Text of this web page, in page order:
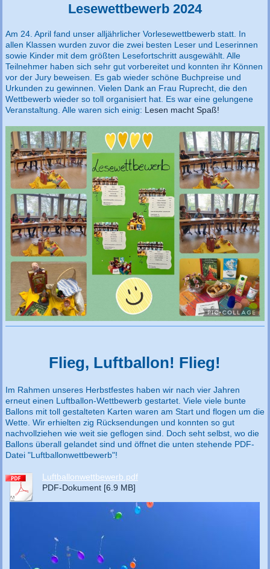
Lesewettbewerb 2024
Am 24. April fand unser alljährlicher Vorlesewettbewerb statt. In
allen Klassen wurden zuvor die zwei besten Leser und Leserinnen
sowie Kinder mit dem größten Lesefortschritt ausgewählt. Alle
Teilnehmer haben sich sehr gut vorbereitet und konnten ihr Können
vor der Jury beweisen. Es gab wieder schöne Buchpreise und
Urkunden zu gewinnen. Vielen Dank an Frau Ruprecht, die den
Wettbewerb wieder so toll organisiert hat. Es war eine gelungene
Veranstaltung. Alle waren sich einig: Lesen macht Spaß!
Flieg, Luftballon! Flieg!
Im Rahmen unseres Herbstfestes haben wir nach vier Jahren
erneut einen Luftballon-Wettbewerb gestartet. Viele viele bunte
Ballons mit toll gestalteten Karten waren am Start und flogen um die
Wette. Wir erhielten zig Rücksendungen und konnten so gut
nachvollziehen wie weit sie geflogen sind. Doch seht selbst, wo die
Ballons überall gelandet sind und öffnet die unten stehende PDF-
Datei "Luftballonwettbewerb"!
Luftballonwettbewerb.pdf
PDF-Dokument [6.9 MB]